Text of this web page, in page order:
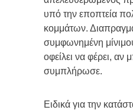
υπό την εποπτεία
κομμάτων.
συμφωνημένη
οφείλει να φέρει, αν
συμπλήρωσε.
Ειδικά για την